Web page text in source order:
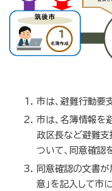
市は、避難行動要
市は、名簿情報を
政区長など避難支
ついて、同意確認
同意確認の文書が
意」を記入して市